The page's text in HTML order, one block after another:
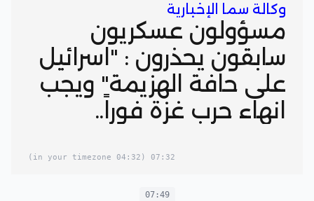
وكالة سما الإخبارية
مسؤولون عسكريون
سابقون يحذرون : "اسرائيل
على حافة الهزيمة" ويجب
انهاء حرب غزة فوراً..
07:32
(04:32 in your timezone)
07:49